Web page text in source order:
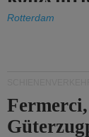
Rotterdam